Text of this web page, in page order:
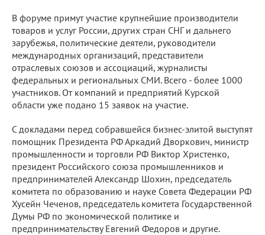
В форуме примут участие крупнейшие производители
товаров и услуг России, других стран СНГ и дальнего
зарубежья, политические деятели, руководители
международных организаций, представители
отраслевых союзов и ассоциаций, журналисты
федеральных и региональных СМИ. Всего - более 1000
участников. От компаний и предприятий Курской
области уже подано 15 заявок на участие.
С докладами перед собравшейся бизнес-элитой выступят
помощник Президента РФ Аркадий Дворкович, министр
промышленности и торговли РФ Виктор Христенко,
президент Российского союза промышленников и
предпринимателей Александр Шохин, председатель
комитета по образованию и науке Совета Федерации РФ
Хусейн Чеченов, председатель комитета Государственной
Думы РФ по экономической политике и
предпринимательству Евгений Федоров и другие.